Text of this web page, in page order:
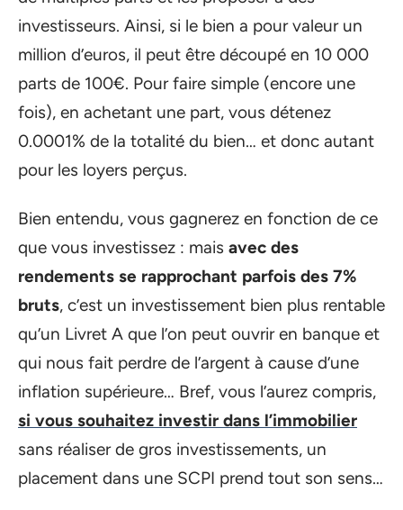
investisseurs. Ainsi, si le bien a pour valeur un
million d’euros, il peut être découpé en 10 000
parts de 100€. Pour faire simple (encore une
fois), en achetant une part, vous détenez
0.0001% de la totalité du bien… et donc autant
pour les loyers perçus.
Bien entendu, vous gagnerez en fonction de ce
que vous investissez : mais avec des
rendements se rapprochant parfois des 7%
bruts, c’est un investissement bien plus rentable
qu’un Livret A que l’on peut ouvrir en banque et
qui nous fait perdre de l’argent à cause d’une
inflation supérieure… Bref, vous l’aurez compris,
si vous souhaitez investir dans l’immobilier
sans réaliser de gros investissements, un
placement dans une SCPI prend tout son sens…